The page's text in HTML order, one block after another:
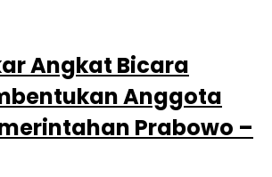
Angkat Bicara
Anggota
Prabowo –